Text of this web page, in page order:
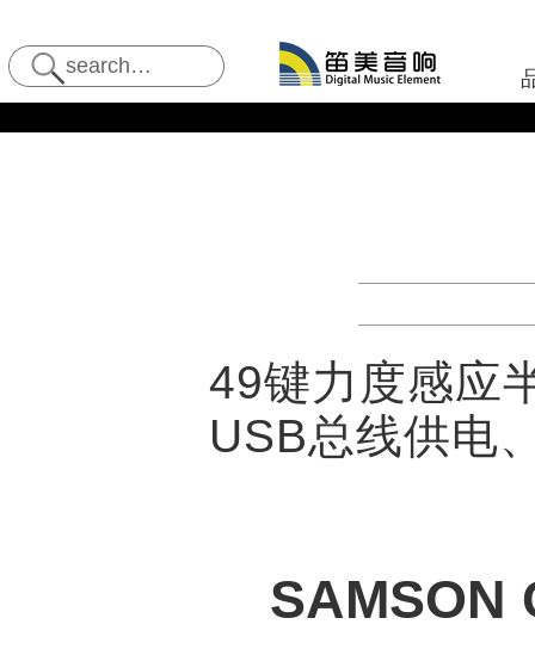
49键力度感应
USB总线供电
SAMSON